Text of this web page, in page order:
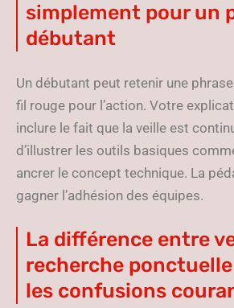
simplement pour un
débutant
Un débutant peut retenir une
fil rouge pour l’action. Votre
inclure le fait que la veille est
d’illustrer les outils basiques
ancrer le concept technique. La
gagner l’adhésion des équipes.
La différence entre
recherche
les confusions